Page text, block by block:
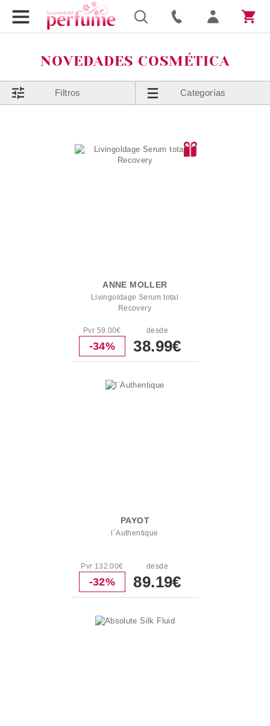
NOVEDADES COSMÉTICA
Filtros Categorías
ANNE MOLLER
Livingoldage Serum total
Recovery
Pvr 59.00€
-34%
desde
38.99€
PAYOT
l´Authentique
Pvr 132.00€
-32%
desde
89.19€